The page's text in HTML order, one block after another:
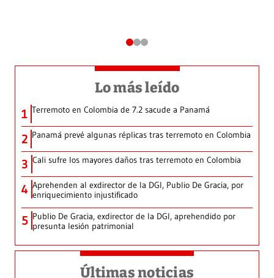
Lo más leído
1 Terremoto en Colombia de 7.2 sacude a Panamá
2 Panamá prevé algunas réplicas tras terremoto en Colombia
3 Cali sufre los mayores daños tras terremoto en Colombia
4 Aprehenden al exdirector de la DGI, Publio De Gracia, por
enriquecimiento injustificado
5 Publio De Gracia, exdirector de la DGI, aprehendido por
presunta lesión patrimonial
Últimas noticias